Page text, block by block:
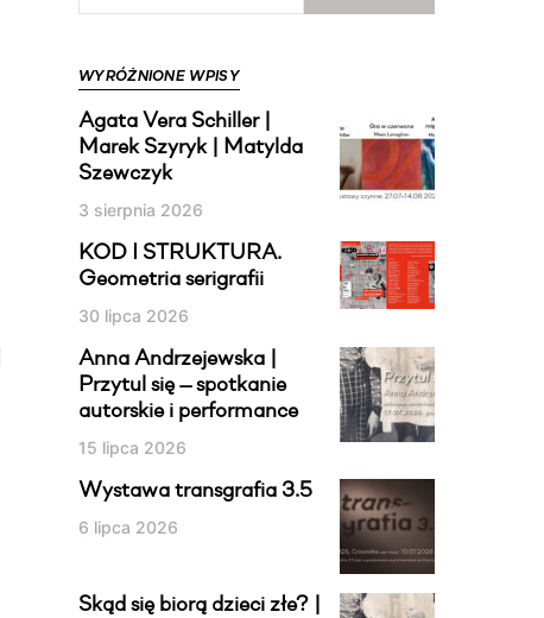
WYRÓŻNIONE WPISY
Agata Vera Schiller |
Marek Szyryk | Matylda
Szewczyk
3 sierpnia 2026
KOD I STRUKTURA.
Geometria serigrafii
30 lipca 2026
Anna Andrzejewska |
Przytul się — spotkanie
autorskie i performance
15 lipca 2026
Wystawa transgrafia 3.5
6 lipca 2026
Skąd się biorą dzieci złe? |